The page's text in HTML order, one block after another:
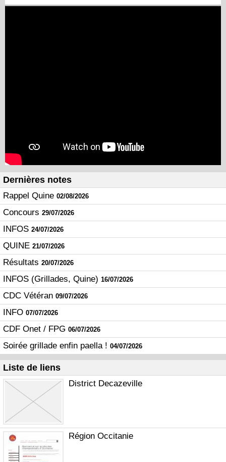
Dernières notes
Rappel Quine 02/08/2026
Concours 29/07/2026
INFOS 24/07/2026
QUINE 21/07/2026
Résultats 20/07/2026
INFOS (Grillades, Quine) 16/07/2026
CDC Vétéran 09/07/2026
INFO 07/07/2026
CDF Onet / FPG 06/07/2026
Soirée grillade enfin paella ! 04/07/2026
Liste de liens
District Decazeville
Région Occitanie